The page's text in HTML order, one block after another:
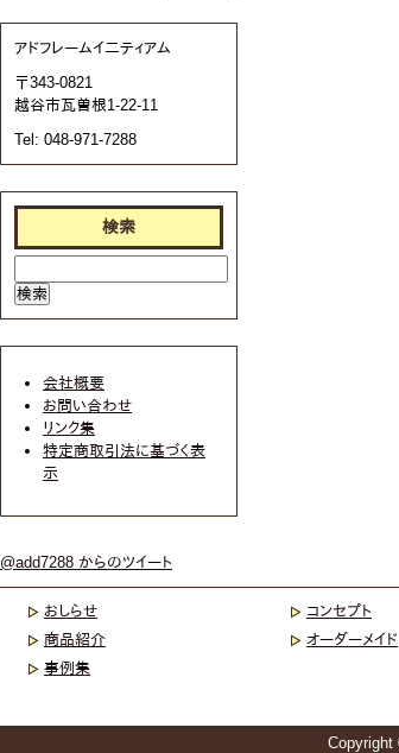
アドフレームイ二ティアム
〒343-0821
越谷市瓦曽根1-22-11
Tel: 048-971-7288
検索
会社概要
お問い合わせ
リンク集
特定商取引法に基づく表
示
@add7288 からのツイート
おしらせ
商品紹介
事例集
コンセプト
オーダーメイド
Copyright